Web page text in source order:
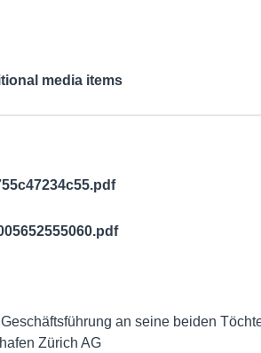
media items
an seine beiden
Zürich AG